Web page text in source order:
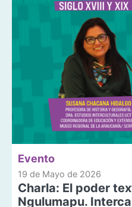
Evento
19 de Mayo de 2026
Charla: El poder
Ngulumapu.